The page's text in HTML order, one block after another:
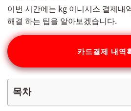
이번 시간에는 kg 이니시스 결제내
해결 하는 팁을 알아보겠습니다.
카드결제 내역
목차